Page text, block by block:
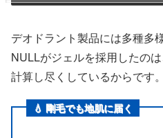
デオドラント製品には多種多
NULLがジェルを採用したの
計算し尽くしているからです。
💧 剛毛でも地肌に届く